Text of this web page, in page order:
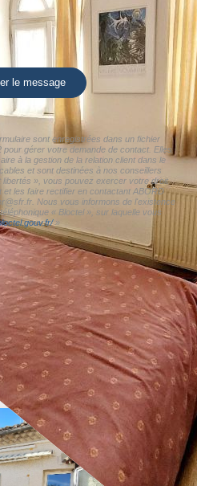
le message
sont enregistrées dans un fichier
gérer votre demande de contact. Elles
à la gestion de la relation client dans le
et sont destinées à nos conseillers
libertés », vous pouvez exercer votre droit
les faire rectifier en contactant ABORD
Nous vous informons de l'existence
« Bloctel », sur laquelle vous
»